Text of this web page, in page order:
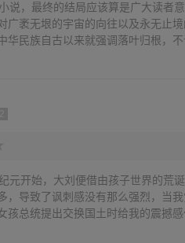
说，最终的结局应该算是广大读者
广袤无垠的宇宙的向往以及永无止
华民族自古以来就强调落叶归根，
元开始，大刘便借由孩子世界的荒
，导致了讽刺感没有那么强烈，当
孩总统提出交换国土时给我的震撼